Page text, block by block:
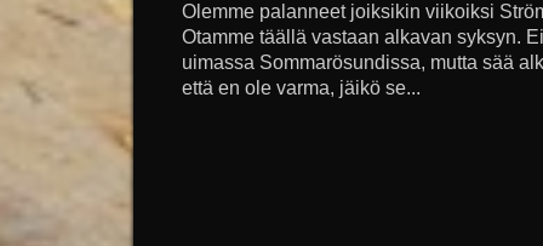
Olemme palanneet joiksikin viikoiksi
Otamme täällä vastaan alkavan syksyn.
uimassa Sommarösundissa, mutta sää
että en ole varma, jäikö se...